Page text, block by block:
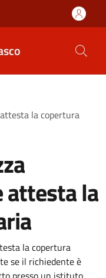
la copertura
attesta la
la copertura
se il richiedente è